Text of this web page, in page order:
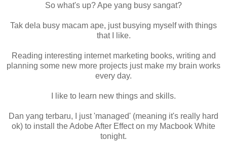
So what's up? Ape yang busy sangat?
Tak dela busy macam ape, just busying myself with things
that I like.
Reading interesting internet marketing books, writing and
planning some new more projects just make my brain works
every day.
I like to learn new things and skills.
Dan yang terbaru, I just 'managed' (meaning it's really hard
ok) to install the Adobe After Effect on my Macbook White
tonight.